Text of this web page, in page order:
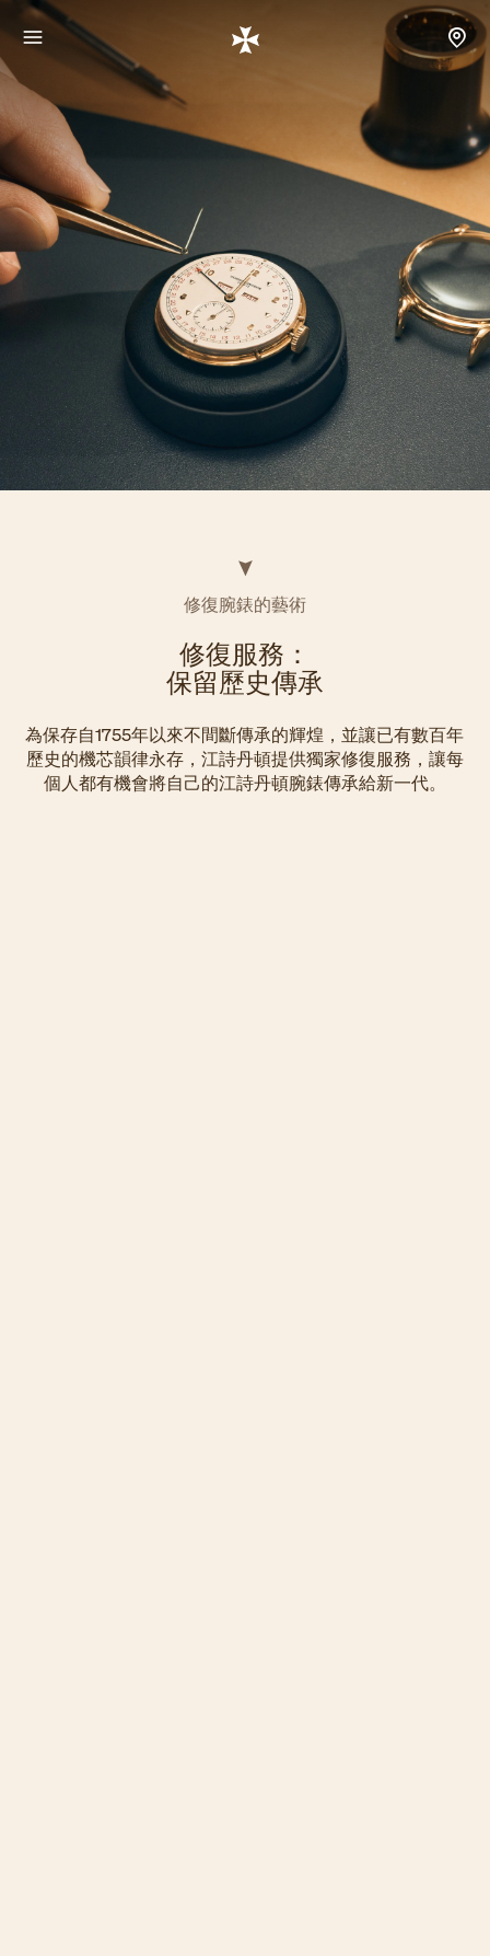
修復腕錶的藝術
修復服務：
保留歷史傳承
為保存自1755年以來不間斷傳承的輝煌，並讓已有數百年
歷史的機芯韻律永存，江詩丹頓提供獨家修復服務，讓每
個人都有機會將自己的江詩丹頓腕錶傳承給新一代。